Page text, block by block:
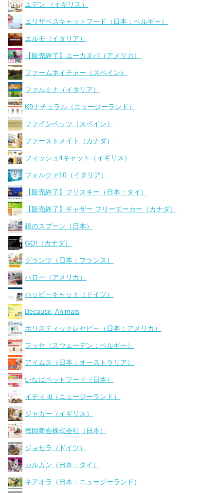
エデン （イギリス）
エリザベスキャットフード（日本：ベルギー）
エルモ（イタリア）
【販売終了】ユーカヌバ（アメリカ）
ファームネイチャー（スペイン）
ファルミナ（イタリア）
K9ナチュラル（ニュージーランド）
ファインペッツ（スペイン）
ファーストメイト（カナダ）
フィッシュ4キャット（イギリス）
フォルツァ10（イタリア）
【販売終了】フリスキー（日本：タイ）
【販売終了】ギャザー フリーエーカー（カナダ）
銀のスプーン（日本）
GO!（カナダ）
グランツ（日本：フランス）
ハロー（アメリカ）
ハッピーキャット（ドイツ）
Because, Animals
ホリスティックレセピー（日本：アメリカ）
フッセ（スウェーデン：ベルギー）
アイムス（日本：オーストラリア）
いなばペットフード（日本）
イティ iti（ニュージーランド）
ジャガー（イギリス）
徳岡商会株式会社（日本）
ジョセラ（ドイツ）
カルカン（日本：タイ）
キアオラ（日本：ニュージーランド）